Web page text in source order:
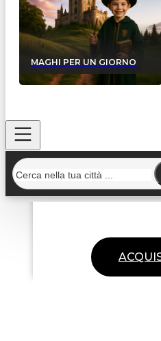
MAGHI PER UN GIORNO